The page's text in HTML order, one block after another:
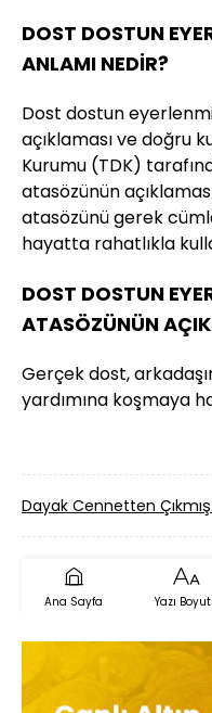
DOST DOSTUN
ANLAMI NEDİR?
Dost dostun
açıklaması ve doğru
Kurumu (TDK)
atasözünün
atasözünü gerek
hayatta rahatlıkla
DOST DOSTUN
ATASÖZÜNÜN
Gerçek dost,
yardımına koşmaya
Dayak Cennetten
Ana Sayfa Yazı